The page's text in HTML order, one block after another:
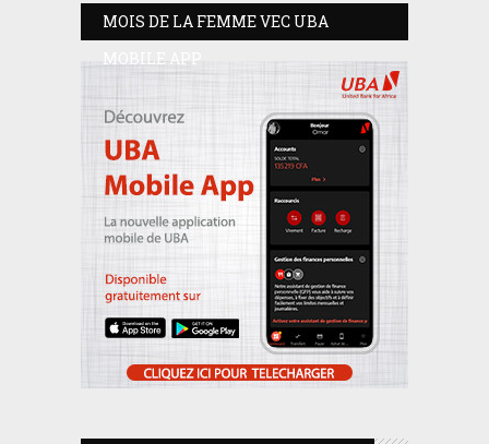
MOIS DE LA FEMME VEC UBA
MOBILE APP